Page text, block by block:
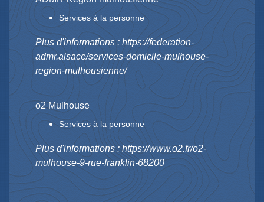
Services à la personne
Plus d'informations : https://federation-
admr.alsace/services-domicile-mulhouse-
region-mulhousienne/
o2 Mulhouse
Services à la personne
Plus d'informations : https://www.o2.fr/o2-
mulhouse-9-rue-franklin-68200